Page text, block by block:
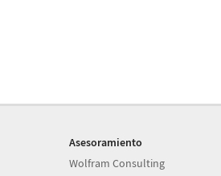
Asesoramiento
Wolfram Consulting